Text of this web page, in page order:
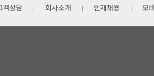
객상담 회사소개 인재채용 모